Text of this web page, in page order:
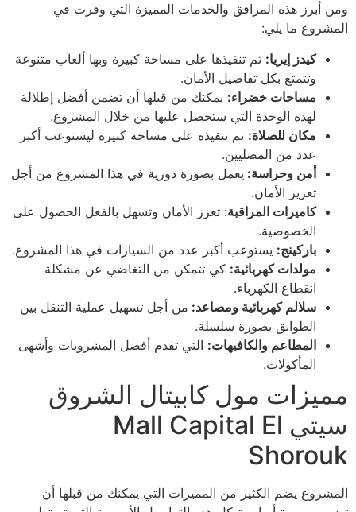
ومن أبرز هذه المرافق والخدمات المميزة التي وفرت في
المشروع ما يلي:
كيدز إيريا: تم تنفيذها على مساحة كبيرة وبها ألعاب متنوعة
وتتمتع بكل تفاصيل الأمان.
مساحات خضراء: يمكنك من قبلها أن تضمن أفضل إطلالة
لهذه الوحدة التي ستحصل عليها من خلال المشروع.
مكان للصلاة: تم تنفيذه على مساحة كبيرة ليستوعب أكبر
عدد من المصليين.
أمن وحراسة: يعمل بصورة دورية في هذا المشروع من أجل
تعزيز الأمان.
كاميرات المراقبة: تعزز الأمان وتسهل بالفعل الحصول على
الخصوصية.
باركينج: يستوعب أكبر عدد من السيارات في هذا المشروع.
مولدات كهربائية: كي تتمكن من التغاضي عن مشكلة
انقطاع الكهرباء.
سلالم كهربائية ومصاعد: من أجل تسهيل عملية التنقل بين
الطوابق بصورة سلسلة.
المطاعم والكافيهات: التي تقدم أفضل المشروبات وأشهى
المأكولات.
مميزات مول كابيتال الشروق
سيتي Mall Capital El
Shorouk
المشروع يضم الكثير من المميزات التي يمكنك من قبلها أن